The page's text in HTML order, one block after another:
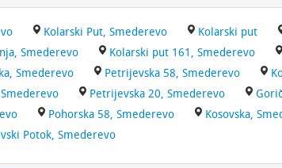
Kolarski Put, Smederevo Kolarski put
Smederevo Kolarski put 161, Smederevo
Smederevo Petrijevska 58, Smederevo
Petrijevska 20, Smederevo
Pohorska 58, Smederevo Kosovska,
Potok, Smederevo